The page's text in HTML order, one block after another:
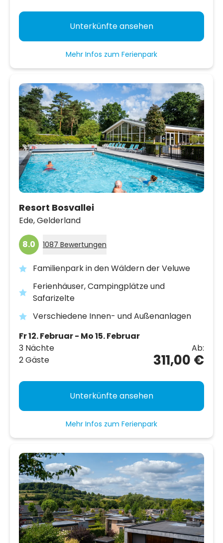
Unterkünfte ansehen
Mehr Infos zum Ferienpark
Resort Bosvallei
Ede,Gelderland
8.0 1087 Bewertungen
Familienpark in den Wäldern der Veluwe
Ferienhäuser, Campingplätze und
Safarizelte
Verschiedene Innen- und Außenanlagen
Fr 12. Februar - Mo 15. Februar
3 Nächte
2 Gäste
Ab:
311,00 €
Unterkünfte ansehen
Mehr Infos zum Ferienpark